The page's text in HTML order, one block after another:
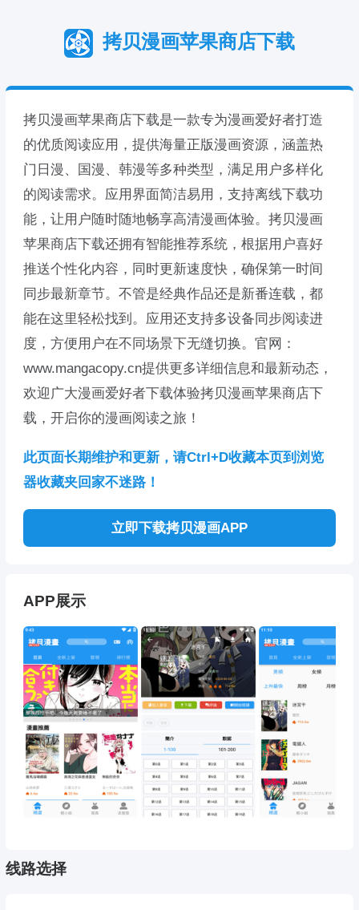
拷贝漫画苹果商店下载
拷贝漫画苹果商店下载是一款专为漫画爱好者打造
的优质阅读应用，提供海量正版漫画资源，涵盖热
门日漫、国漫、韩漫等多种类型，满足用户多样化
的阅读需求。应用界面简洁易用，支持离线下载功
能，让用户随时随地畅享高清漫画体验。拷贝漫画
苹果商店下载还拥有智能推荐系统，根据用户喜好
推送个性化内容，同时更新速度快，确保第一时间
同步最新章节。不管是经典作品还是新番连载，都
能在这里轻松找到。应用还支持多设备同步阅读进
度，方便用户在不同场景下无缝切换。官网：
www.mangacopy.cn提供更多详细信息和最新动态，
欢迎广大漫画爱好者下载体验拷贝漫画苹果商店下
载，开启你的漫画阅读之旅！
此页面长期维护和更新，请Ctrl+D收藏本页到浏览
器收藏夹回家不迷路！
立即下载拷贝漫画APP
APP展示
线路选择